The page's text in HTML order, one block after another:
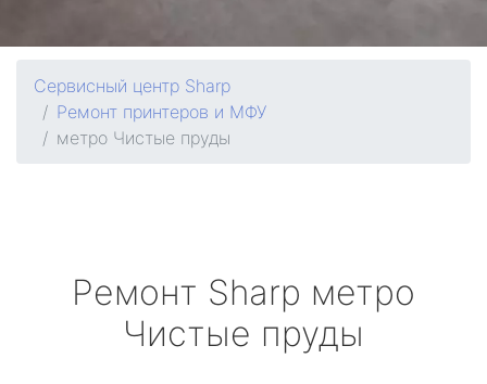
Сервисный центр Sharp
Ремонт принтеров и МФУ
метро Чистые пруды
Ремонт Sharp метро
Чистые пруды